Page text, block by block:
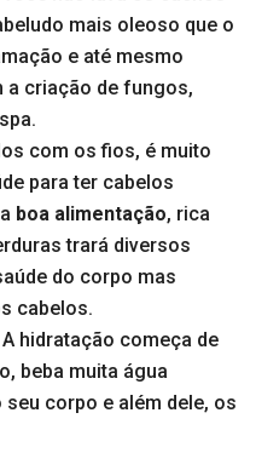
mais oleoso que o
e até mesmo
a criação de fungos,
com os fios, é muito
para ter cabelos
boa alimentação, rica
trará diversos
do corpo mas
cabelos.
hidratação começa de
beba muita água
corpo e além dele, os